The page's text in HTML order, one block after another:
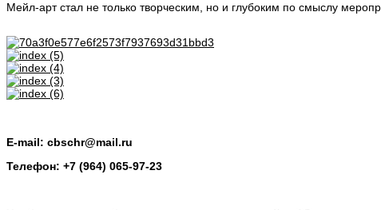
Мейл-арт стал не только творческим, но и глубоким по смыслу
E-mail: cbschr@mail.ru
Телефон: +7 (964) 065-97-23